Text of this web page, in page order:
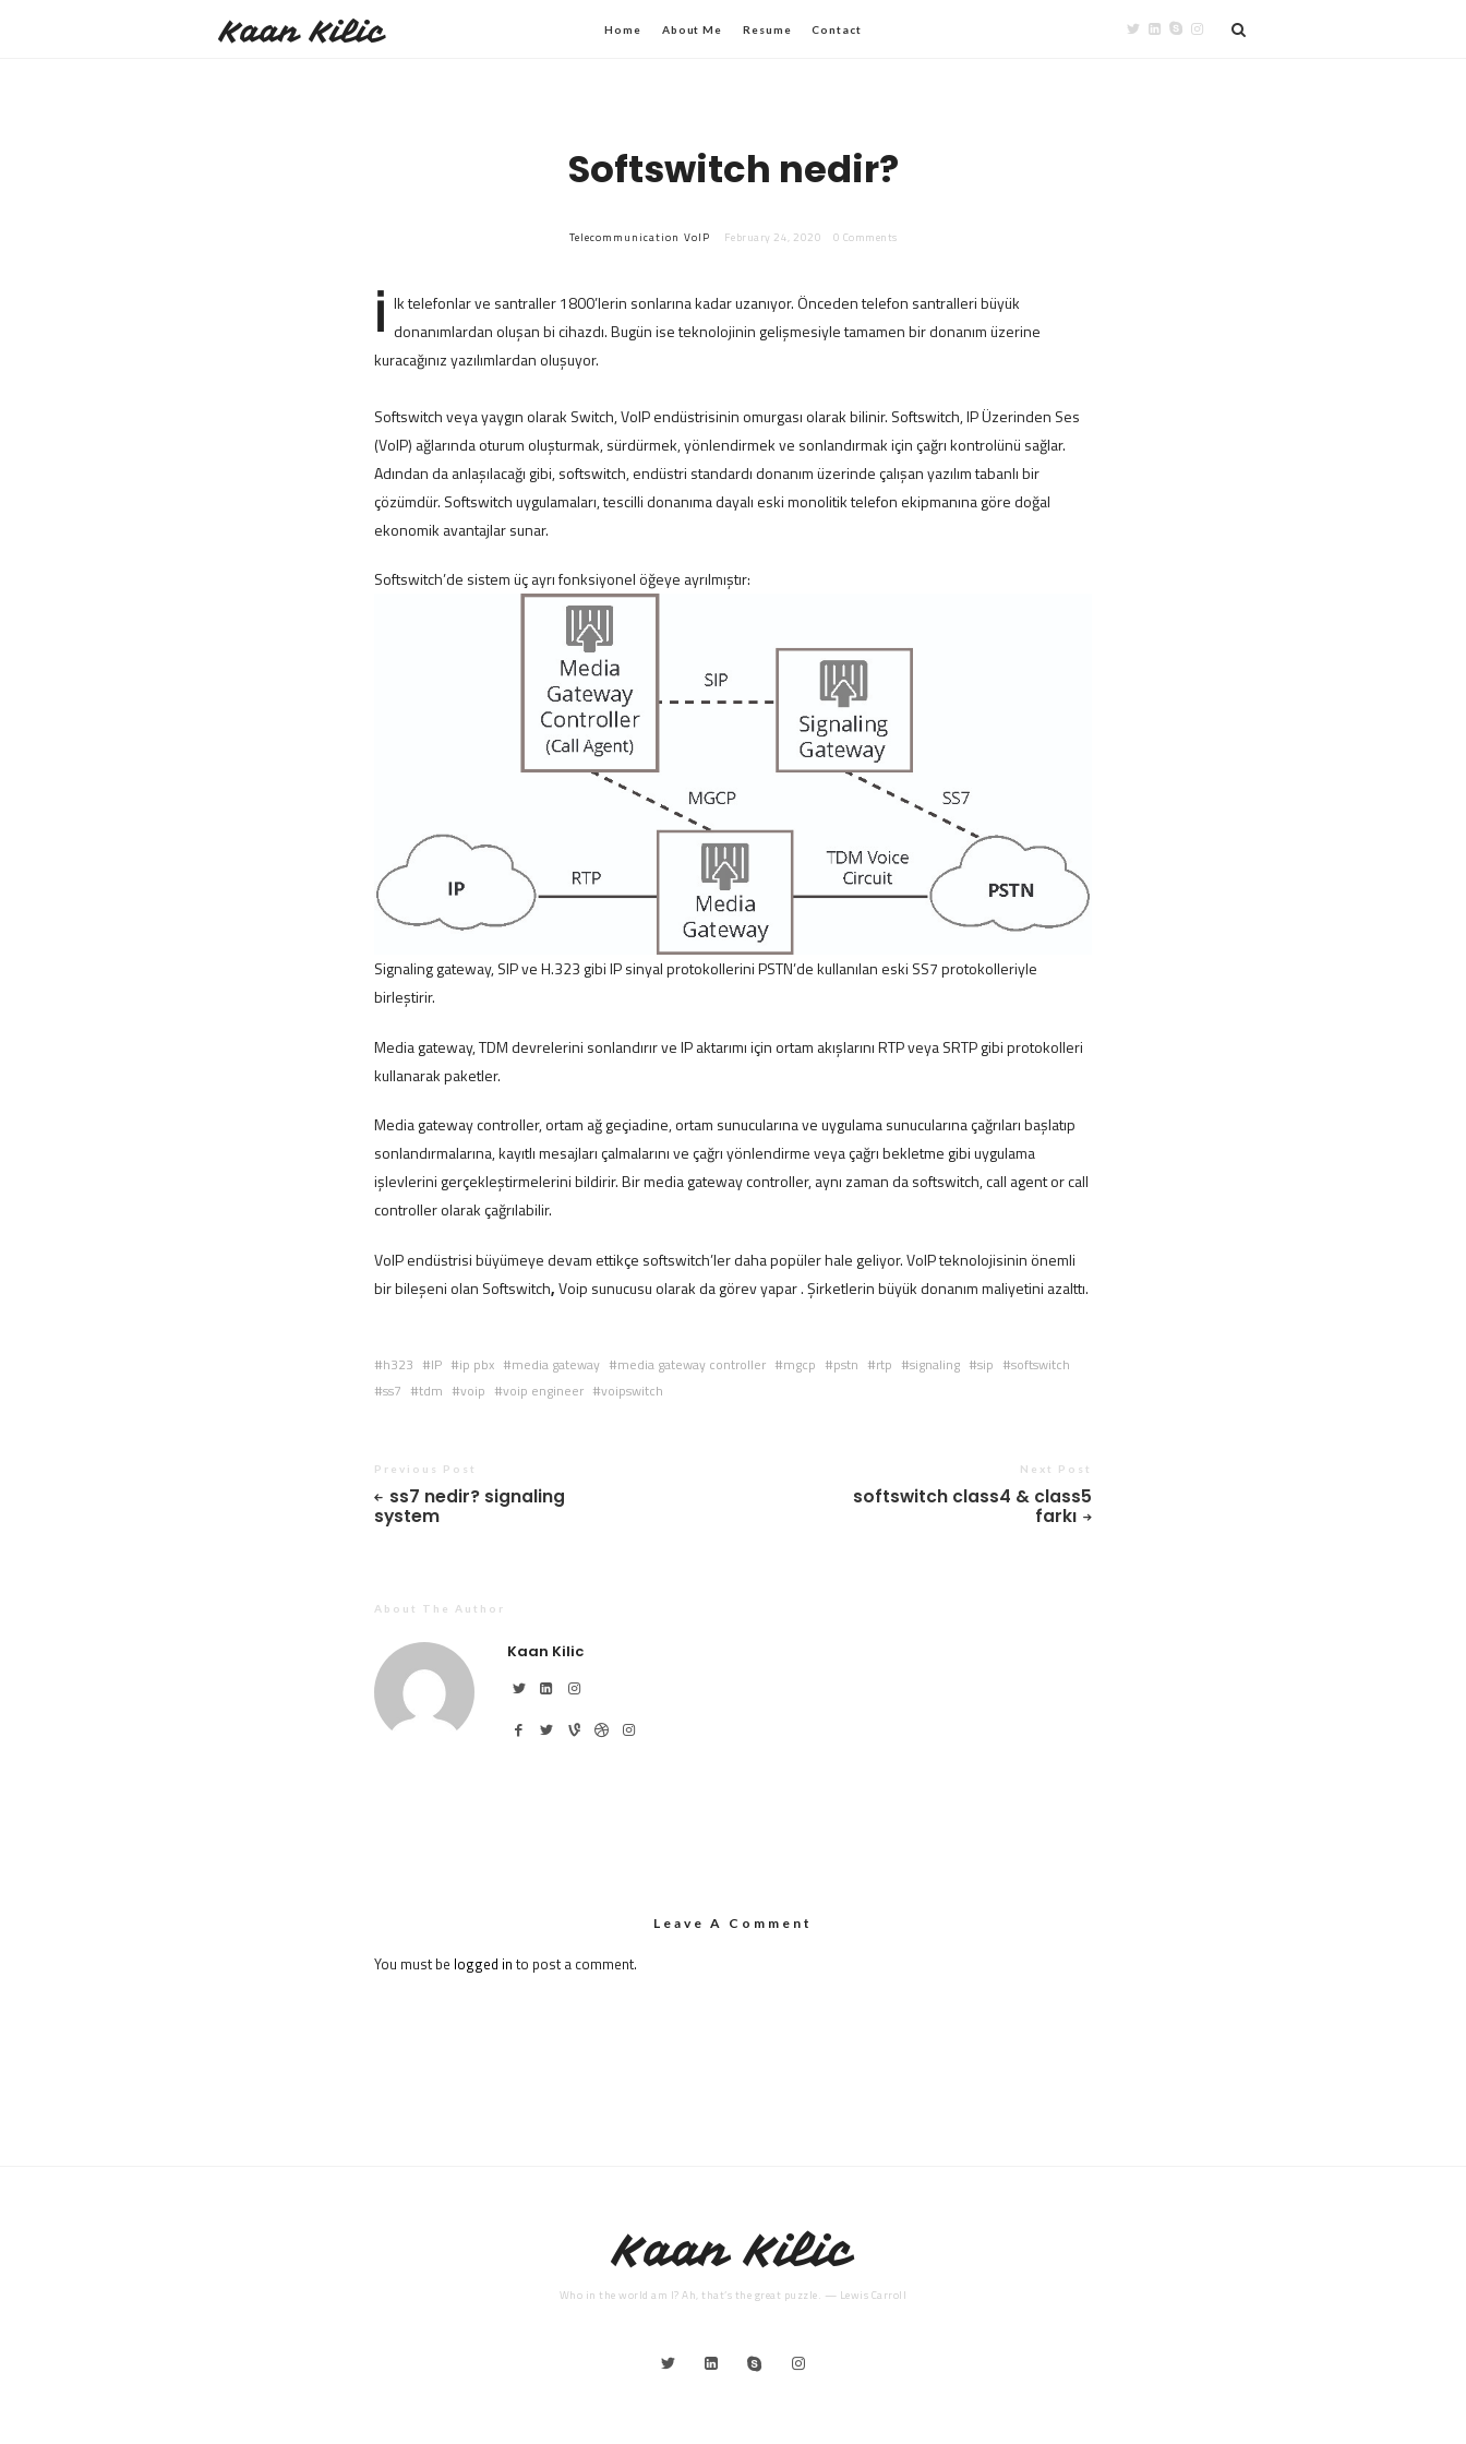
Kaan Kilic Home About Me Resume Contact
Softswitch nedir?
Telecommunication VoIP February 24, 2020 0 Comments
İ lk telefonlar ve santraller 1800’lerin sonlarına kadar uzanıyor. Önceden telefon santralleri büyük
donanımlardan oluşan bi cihazdı. Bugün ise teknolojinin gelişmesiyle tamamen bir donanım üzerine
kuracağınız yazılımlardan oluşuyor.
Softswitch veya yaygın olarak Switch, VoIP endüstrisinin omurgası olarak bilinir. Softswitch, IP Üzerinden Ses
(VoIP) ağlarında oturum oluşturmak, sürdürmek, yönlendirmek ve sonlandırmak için çağrı kontrolünü sağlar.
Adından da anlaşılacağı gibi, softswitch, endüstri standardı donanım üzerinde çalışan yazılım tabanlı bir
çözümdür. Softswitch uygulamaları, tescilli donanıma dayalı eski monolitik telefon ekipmanına göre doğal
ekonomik avantajlar sunar.
Softswitch’de sistem üç ayrı fonksiyonel öğeye ayrılmıştır:
Signaling gateway, SIP ve H.323 gibi IP sinyal protokollerini PSTN’de kullanılan eski SS7 protokolleriyle
birleştirir.
Media gateway, TDM devrelerini sonlandırır ve IP aktarımı için ortam akışlarını RTP veya SRTP gibi protokolleri
kullanarak paketler.
Media gateway controller, ortam ağ geçiadine, ortam sunucularına ve uygulama sunucularına çağrıları başlatıp
sonlandırmalarına, kayıtlı mesajları çalmalarını ve çağrı yönlendirme veya çağrı bekletme gibi uygulama
işlevlerini gerçekleştirmelerini bildirir. Bir media gateway controller, aynı zaman da softswitch, call agent or call
controller olarak çağrılabilir.
VoIP endüstrisi büyümeye devam ettikçe softswitch’ler daha popüler hale geliyor. VoIP teknolojisinin önemli
bir bileşeni olan Softswitch,Voip sunucusuolarak da görev yapar . Şirketlerin büyük donanım maliyetini azalttı.
h323 IP ip pbx media gateway media gateway controller mgcp pstn rtp signaling sip
softswitch
ss7
tdm voip voip engineer voipswitch
Previous Post
ss7 nedir? signaling
system
Next Post
softswitch class4 & class5
farkı
About The Author
Kaan Kilic
Leave A Comment
You must be logged in to post a comment.
Kaan Kilic
Who in the world am I? Ah, that’s the great puzzle. — Lewis Carroll